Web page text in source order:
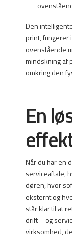
Den
print, fungerer
ovenstående
mindskning af
omkring den
En
Når du har en
serviceaftale,
døren, hvor
eksternt og
står klar til at
drift – og
virksomhed,